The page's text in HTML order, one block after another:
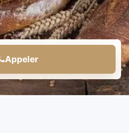
Appeler